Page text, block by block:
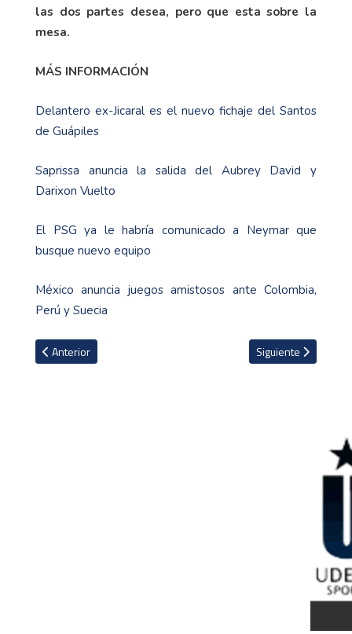
las dos partes desea, pero que esta sobre la
mesa.
MÁS INFORMACIÓN
Delantero ex-Jicaral es el nuevo fichaje del Santos
de Guápiles
Saprissa anuncia la salida del Aubrey David y
Darixon Vuelto
El PSG ya le habría comunicado a Neymar que
busque nuevo equipo
México anuncia juegos amistosos ante Colombia,
Perú y Suecia
Artículo anterior: El Chelsea cerca de robarle el fichaje de
Anterior Artículo siguiente:
Siguiente